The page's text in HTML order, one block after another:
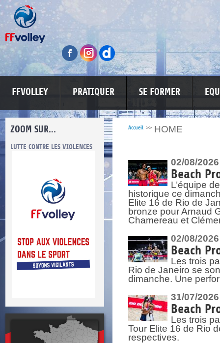
FFVOLLEY PRATIQUER SE FORMER
ZOOM SUR...
LES VIOLENCES MA PETITE SPONSO
DOCUMENTS
COVID-19
>CLIQUEZ
Accueil >> HOME
02/08/2026
Beach
L’équipe
historique ce
Elite 16 de Rio de
bronze pour Arnaud
Chamereau et
02/08/2026
Beach
Les trois
Rio de Janeiro se
dimanche. Une
31/07/2026
Beach
Les trois
Tour Elite 16 de Rio
respectives.